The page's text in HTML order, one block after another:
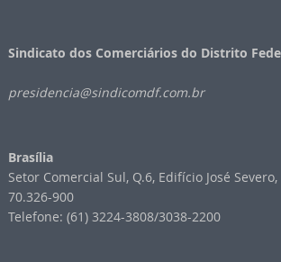
Sindicato dos Comerciários do Distrito
presidencia@sindicomdf.com.br
Brasília
Setor Comercial Sul, Q.6, Edifício José Severo,
70.326-900
Telefone: (61) 3224-3808/3038-2200